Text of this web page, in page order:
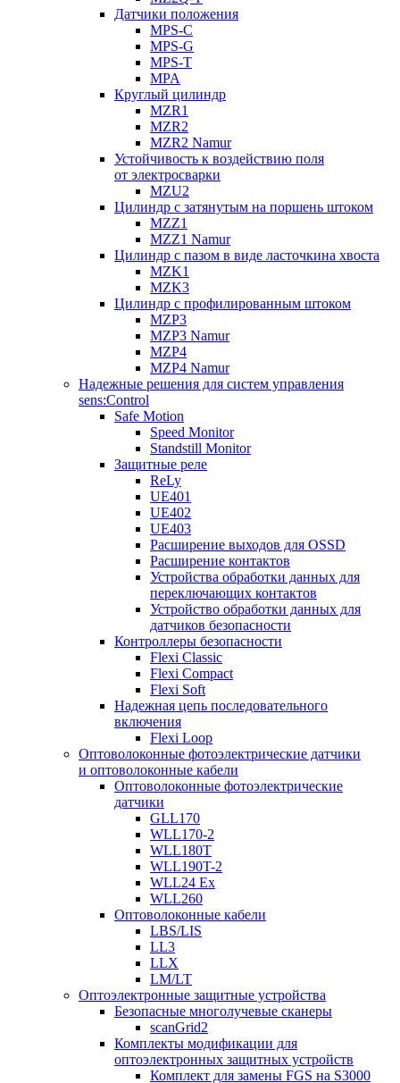
Датчики положения
MPS-C
MPS-G
MPS-T
MPA
Круглый цилиндр
MZR1
MZR2
MZR2 Namur
Устойчивость к воздействию поля
от электросварки
MZU2
Цилиндр с затянутым на поршень штоком
MZZ1
MZZ1 Namur
Цилиндр с пазом в виде ласточкина хвоста
MZK1
MZK3
Цилиндр с профилированным штоком
MZP3
MZP3 Namur
MZP4
MZP4 Namur
Надежные решения для систем управления
sens:Control
Safe Motion
Speed Monitor
Standstill Monitor
Защитные реле
ReLy
UE401
UE402
UE403
Расширение выходов для OSSD
Расширение контактов
Устройства обработки данных для
переключающих контактов
Устройство обработки данных для
датчиков безопасности
Контроллеры безопасности
Flexi Classic
Flexi Compact
Flexi Soft
Надежная цепь последовательного
включения
Flexi Loop
Оптоволоконные фотоэлектрические датчики
и оптоволоконные кабели
Оптоволоконные фотоэлектрические
датчики
GLL170
WLL170-2
WLL180T
WLL190T-2
WLL24 Ex
WLL260
Оптоволоконные кабели
LBS/LIS
LL3
LLX
LM/LT
Оптоэлектронные защитные устройства
Безопасные многолучевые сканеры
scanGrid2
Комплекты модификации для
оптоэлектронных защитных устройств
Комплект для замены FGS на S3000